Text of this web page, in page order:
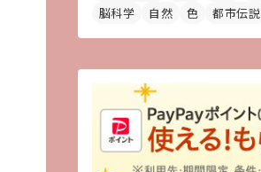
脳科学
自然 色 都市伝説